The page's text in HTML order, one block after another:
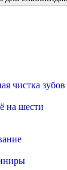
чистка зубов
на шести